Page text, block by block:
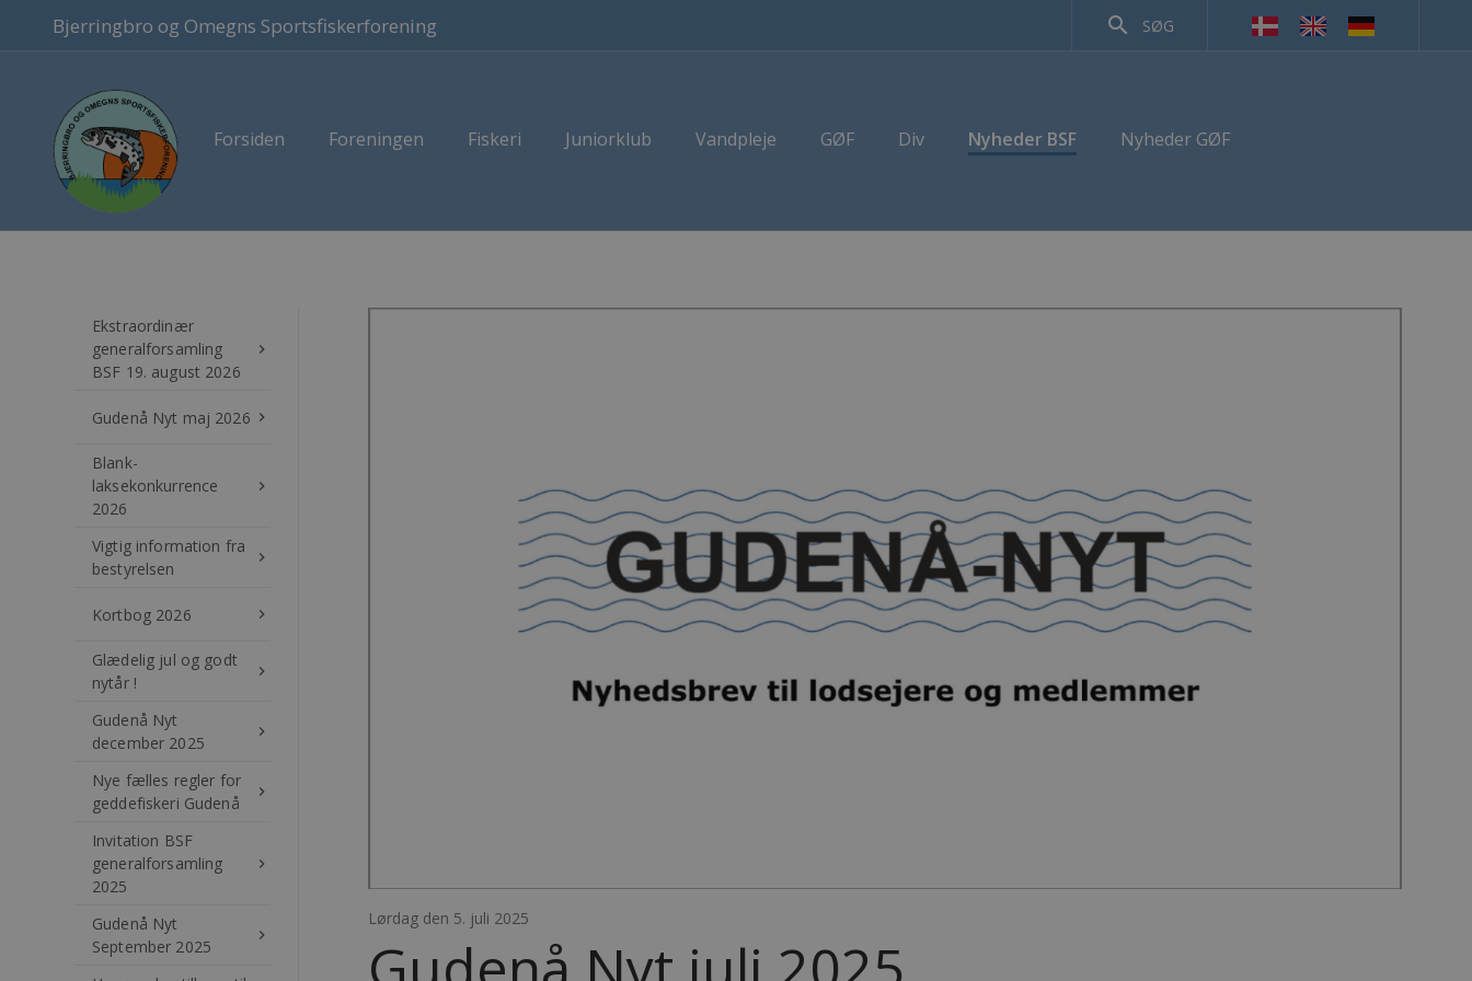
Bjerringbro og Omegns Sportsfiskerforening search SØG
Forsiden Foreningen Fiskeri Juniorklub Vandpleje GØF Div Nyheder BSF Nyheder GØF
Ekstraordinær
generalforsamling
BSF 19. august 2026
keyboard_arrow_right
Gudenå Nyt maj 2026 keyboard_arrow_right
Blank-
laksekonkurrence
2026
keyboard_arrow_right
Vigtig information fra
bestyrelsen
keyboard_arrow_right
Kortbog 2026 keyboard_arrow_right
Glædelig jul og godt
nytår !
keyboard_arrow_right
Gudenå Nyt
december 2025
keyboard_arrow_right
Nye fælles regler for
geddefiskeri Gudenå
keyboard_arrow_right
Invitation BSF
generalforsamling
2025
keyboard_arrow_right
Gudenå Nyt
September 2025
keyboard_arrow_right
Lørdag den 5. juli 2025